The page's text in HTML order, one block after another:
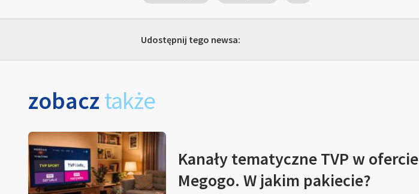
Udostępnij tego newsa:
zobacz także
Kanały tematyczne TVP w ofercie
Megogo. W jakim pakiecie?